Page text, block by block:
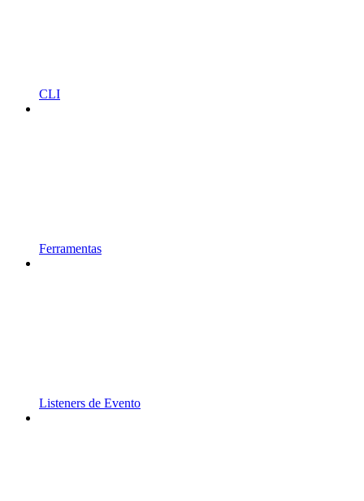
CLI
Ferramentas
Listeners de Evento